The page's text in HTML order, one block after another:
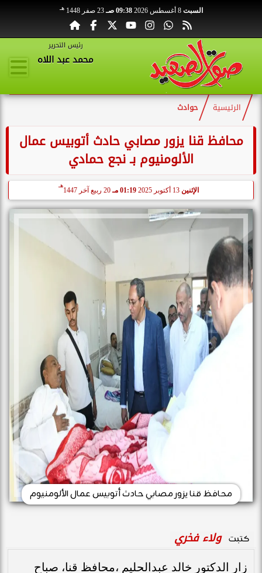
السبت 8 أغسطس 2026 09:38 صـ 23 صفر 1448 هـ
رئيس التحرير
محمد عبد اللاه
الرئيسية حوادث
محافظ قنا يزور مصابي حادث أتوبيس عمال
الألومنيوم بـ نجع حمادي
الإثنين 01:19 مـ 20 ربيع آخر 1447
هـ
محافظ قنا يزور مصابي حادث أتوبيس عمال الألومنيوم
كتبت ولاء فخري
زار الدكتور خالد عبدالحليم ،محافظ قنا، صباح